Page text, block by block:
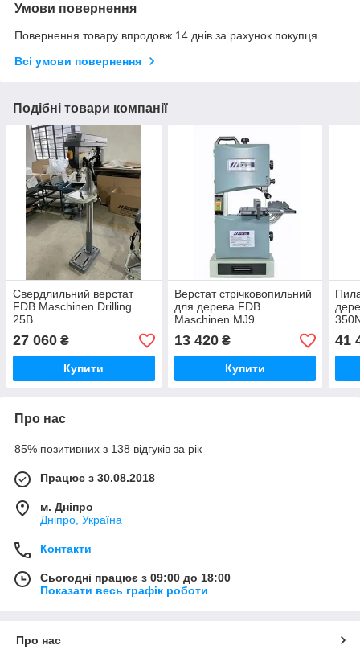
Умови повернення
Повернення товару впродовж 14 днів за рахунок покупця
Всі умови повернення
Подібні товари компанії
Свердлильний верстат
FDB Maschinen Drilling
25B
27 060 ₴
Купити
Верстат стрічковопильний
для дерева FDB
Maschinen MJ9
13 420₴
Купити
41
Про нас
85% позитивних з 138 відгуків за рік
Працює з 30.08.2018
м. Дніпро
Дніпро, Україна
Контакти
Сьогодні працює з 09:00 до 18:00
Показати весь графік роботи
Про нас